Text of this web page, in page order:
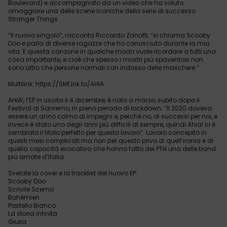
Boulevard) e accompagnato da un video che ha voluto
omaggiare una delle scene iconiche della serie di successo
Stranger Things.
“Il nuovo singolo”, racconta Riccardo Zanotti, “si chiama Scooby
Doo e parla di diverse ragazze che ho conosciuto durante la mia
vita. E questa canzone in qualche modo vuole ricordare a tutti una
cosa importante, e cioè che spesso i mostri più spaventosi non
sono altro che persone normali con indosso delle maschere.”
Multilink: https://SMI.lnk.to/AHIA
AHIA!, l’EP in uscita il 4 dicembre, è nato a marzo, subito dopo il
Festival di Sanremo, in pieno periodo di lockdown. “Il 2020 doveva
essere un anno colmo di impegni e, perché no, di successi per noi, e
invece è stato uno degli anni più difficili di sempre, quindi Ahia! ci è
sembrato il titolo perfetto per questo lavoro”. Lavoro concepito in
questi mesi complicati ma non per questo privo di quell’ironia e di
quella capacità evocativa che hanno fatto dei PTN una delle band
più amate d’Italia.
Svelate la cover e la tracklist del nuovo EP:
Scooby Doo
Scrivile Scemo
Bohémien
Pastello Bianco
La storia infinita
Giulia